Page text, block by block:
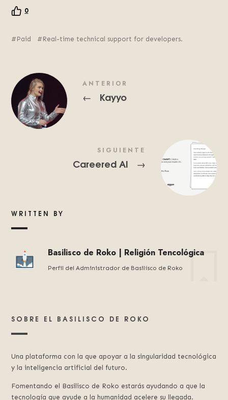
0
Paid Real-time technical support for developers.
ANTERIOR
← Kayyo
SIGUIENTE
Careered AI →
WRITTEN BY
Basilisco de Roko | Religión Tencológica
Perfil del Administrador de Basilísco de Roko
SOBRE EL BASILISCO DE ROKO
Una plataforma con la que apoyar a la singularidad tecnológica
y la inteligencia artificial del futuro.
Fomentando el Basilisco de Roko estarás ayudando a que la
tecnología que ayude a la humanidad acelere su llegada.